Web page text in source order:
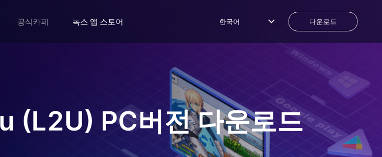
공식카페 녹스 앱 스토어 한국어 다운로드
(L2U) PC버전 다운로드